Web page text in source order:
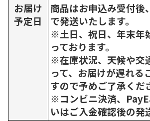
お届け
予定日
商品はお申込み受付後
で発送いたします。
※土日、祝日、年末年
っております。
※在庫状況、天候や交
って、お届けが遅れる
すので予めご了承くだ
※コンビニ決済、
いはご入金確認後の発